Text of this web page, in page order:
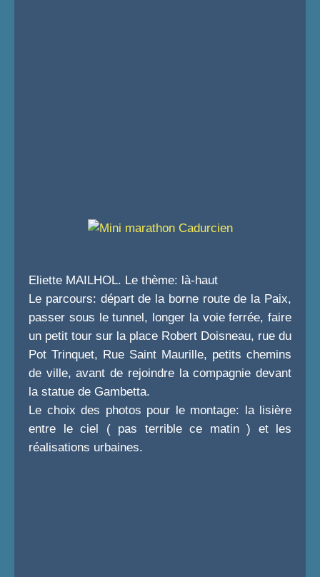
Eliette MAILHOL. Le thème: là-haut
Le parcours: départ de la borne route de la Paix,
passer sous le tunnel, longer la voie ferrée, faire
un petit tour sur la place Robert Doisneau, rue du
Pot Trinquet, Rue Saint Maurille, petits chemins
de ville, avant de rejoindre la compagnie devant
la statue de Gambetta.
Le choix des photos pour le montage: la lisière
entre le ciel ( pas terrible ce matin ) et les
réalisations urbaines.